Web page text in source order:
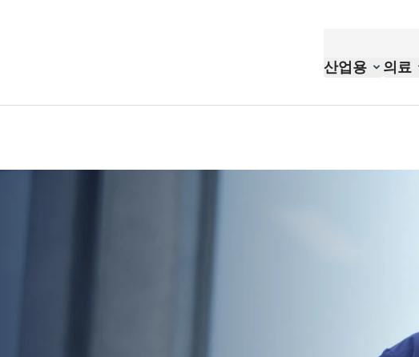
산업용 의료